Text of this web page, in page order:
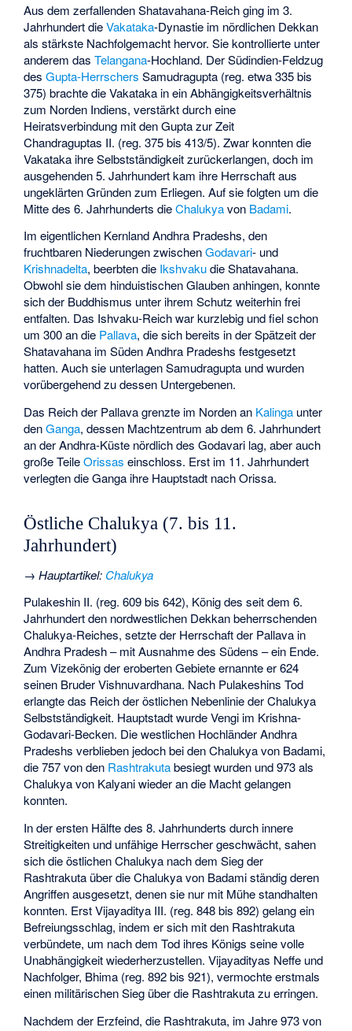
Aus dem zerfallenden Shatavahana-Reich ging im 3.
Jahrhundert dieVakataka-Dynastie im nördlichen Dekkan
als stärkste Nachfolgemacht hervor. Sie kontrollierte unter
anderem dasTelangana-Hochland. Der Südindien-Feldzug
desGupta-Herrschers Samudragupta (reg. etwa 335 bis
375) brachte die Vakataka in ein Abhängigkeitsverhältnis
zum Norden Indiens, verstärkt durch eine
Heiratsverbindung mit den Gupta zur Zeit
Chandraguptas II. (reg. 375 bis 413/5). Zwar konnten die
Vakataka ihre Selbstständigkeit zurückerlangen, doch im
ausgehenden 5. Jahrhundert kam ihre Herrschaft aus
ungeklärten Gründen zum Erliegen. Auf sie folgten um die
Mitte des 6. Jahrhunderts dieChalukyavon Badami.
Im eigentlichen Kernland Andhra Pradeshs, den
fruchtbaren Niederungen zwischenGodavari- und
Krishnadelta, beerbten die Ikshvakudie Shatavahana.
Obwohl sie dem hinduistischen Glauben anhingen, konnte
sich der Buddhismus unter ihrem Schutz weiterhin frei
entfalten. Das Ishvaku-Reich war kurzlebig und fiel schon
um 300 an die Pallava, die sich bereits in der Spätzeit der
Shatavahana im Süden Andhra Pradeshs festgesetzt
hatten. Auch sie unterlagen Samudragupta und wurden
vorübergehend zu dessen Untergebenen.
Das Reich der Pallava grenzte im Norden an Kalinga unter
denGanga, dessen Machtzentrum ab dem 6. Jahrhundert
an der Andhra-Küste nördlich des Godavari lag, aber auch
große TeileOrissas einschloss. Erst im 11. Jahrhundert
verlegten die Ganga ihre Hauptstadt nach Orissa.
Östliche Chalukya (7. bis 11.
Jahrhundert)
→Hauptartikel: Chalukya
Pulakeshin II. (reg. 609 bis 642), König des seit dem 6.
Jahrhundert den nordwestlichen Dekkan beherrschenden
Chalukya-Reiches, setzte der Herrschaft der Pallava in
Andhra Pradesh – mit Ausnahme des Südens – ein Ende.
Zum Vizekönig der eroberten Gebiete ernannte er 624
seinen Bruder Vishnuvardhana. Nach Pulakeshins Tod
erlangte das Reich der östlichen Nebenlinie der Chalukya
Selbstständigkeit. Hauptstadt wurdeVengi im Krishna-
Godavari-Becken. Die westlichen Hochländer Andhra
Pradeshs verblieben jedoch bei den Chalukya von Badami,
die 757 von den Rashtrakutabesiegt wurden und 973 als
Chalukya von Kalyaniwieder an die Macht gelangen
konnten.
In der ersten Hälfte des 8. Jahrhunderts durch innere
Streitigkeiten und unfähige Herrscher geschwächt, sahen
sich die östlichen Chalukya nach dem Sieg der
Rashtrakuta über die Chalukya von Badami ständig deren
Angriffen ausgesetzt, denen sie nur mit Mühe standhalten
konnten. Erst Vijayaditya III. (reg. 848 bis 892) gelang ein
Befreiungsschlag, indem er sich mit den Rashtrakuta
verbündete, um nach dem Tod ihres Königs seine volle
Unabhängigkeit wiederherzustellen. Vijayadityas Neffe und
Nachfolger, Bhima (reg. 892 bis 921), vermochte erstmals
einen militärischen Sieg über die Rashtrakuta zu erringen.
Nachdem der Erzfeind, die Rashtrakuta, im Jahre 973 von